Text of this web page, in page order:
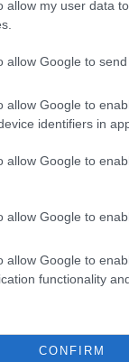
allow my user data
allow Google to
allow Google to
identifiers in
allow Google to
allow Google to
allow Google to
functionality
CONFIRM
felhasználót és
azt
2024-es év
hogy
azonban
és